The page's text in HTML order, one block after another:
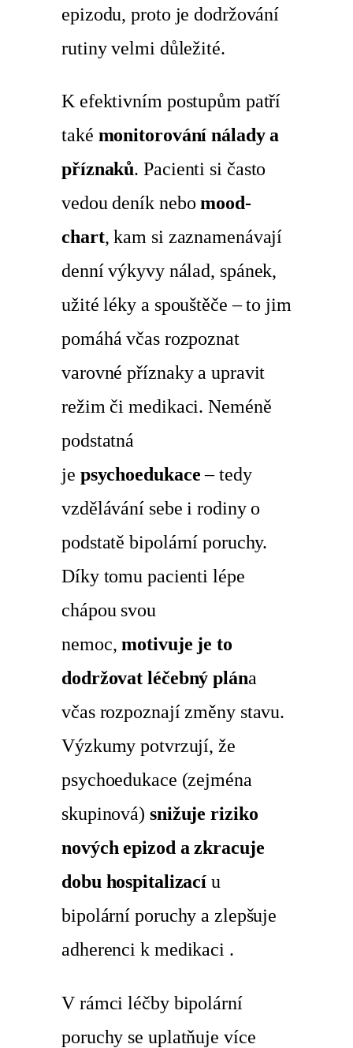
epizodu, proto je dodržování
rutiny velmi důležité.
K efektivním postupům patří
také monitorování nálady a
příznaků. Pacienti si často
vedou deník nebomood-
chart, kam si zaznamenávají
denní výkyvy nálad, spánek,
užité léky a spouštěče – to jim
pomáhá včas rozpoznat
varovné příznaky a upravit
režim či medikaci. Neméně
podstatná
je psychoedukace– tedy
vzdělávání sebe i rodiny o
podstatě bipolární poruchy.
Díky tomu pacienti lépe
chápou svou
nemoc,motivuje je to
dodržovat léčebný plána
včas rozpoznají změny stavu.
Výzkumy potvrzují, že
psychoedukace (zejména
skupinová) snižuje riziko
nových epizod a zkracuje
dobu hospitalizací u
bipolární poruchy a zlepšuje
adherenci k medikaci .
V rámci léčby bipolární
poruchy se uplatňuje více